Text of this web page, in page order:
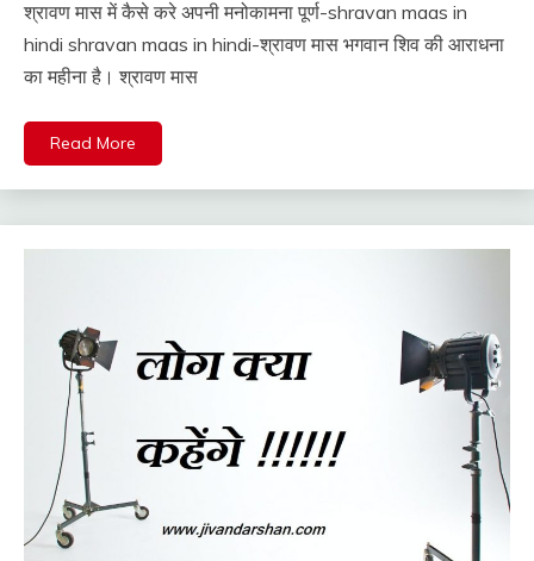
श्रावण मास में कैसे करे अपनी मनोकामना पूर्ण-shravan maas in
hindi shravan maas in hindi-श्रावण मास भगवान शिव की आराधना
का महीना है। श्रावण मास
Read More